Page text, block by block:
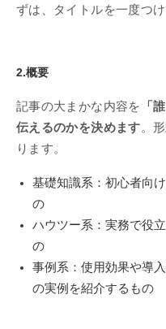
ずは、タイトルを一度つけ
2.概要
記事の大まかな内容を
「
伝えるのかを決めます。
ります。
基礎知識系：初心者向
の
ハウツー系：実務で役
の
事例系：使用効果や導
の実例を紹介するもの